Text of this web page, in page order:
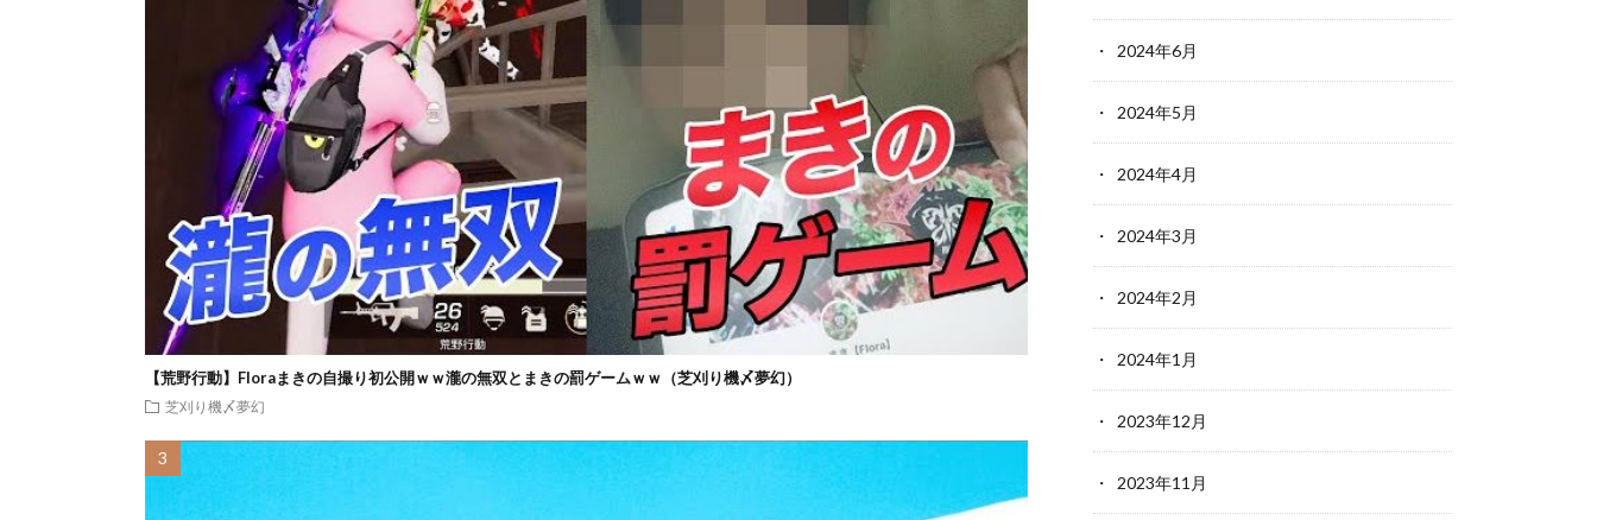
【荒野行動】Floraまきの自撮り初公開ｗｗ瀧の無双とまきの罰ゲームｗｗ（芝刈り機〆夢幻）
芝刈り機〆夢幻
2024年6月
2024年5月
2024年4月
2024年3月
2024年2月
2024年1月
2023年12月
2023年11月